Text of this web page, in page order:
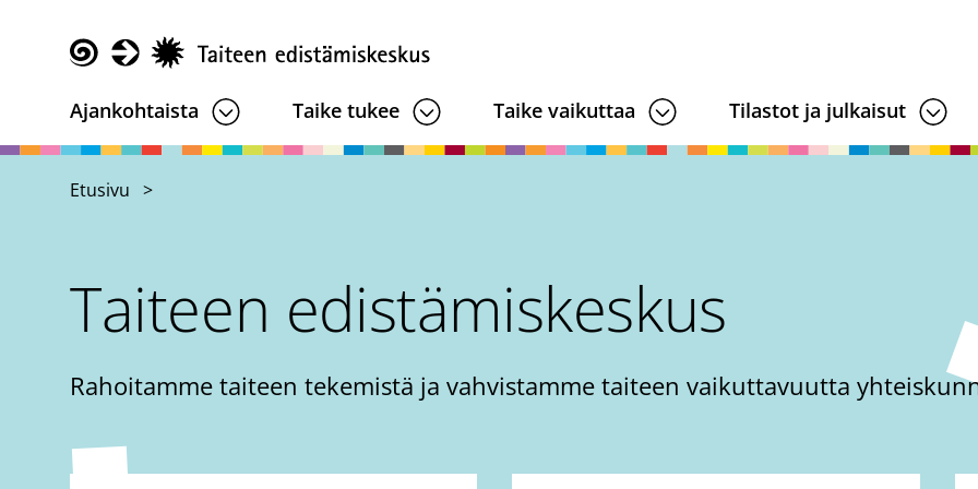
pääsisältöön
Ajankohtaista Taike tukee Taike vaikuttaa Tilastot ja julkaisut
Etusivu
Taiteen edistämiskeskus
Rahoitamme taiteen tekemistä ja vahvistamme taiteen vaikuttavuutta